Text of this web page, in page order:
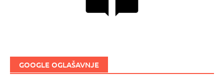
GOOGLE OGLAŠAVNJE